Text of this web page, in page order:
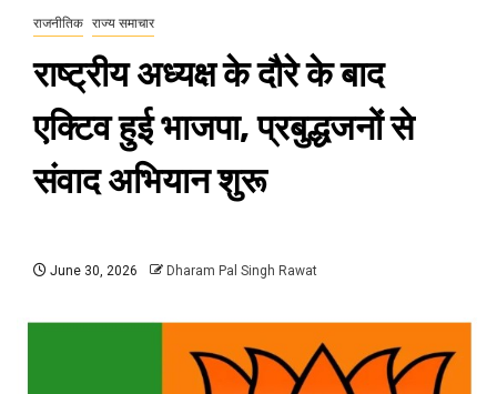
राजनीतिक राज्य समाचार
राष्ट्रीय अध्यक्ष के दौरे के बाद
एक्टिव हुई भाजपा, प्रबुद्धजनों से
संवाद अभियान शुरू
June 30, 2026 Dharam Pal Singh Rawat